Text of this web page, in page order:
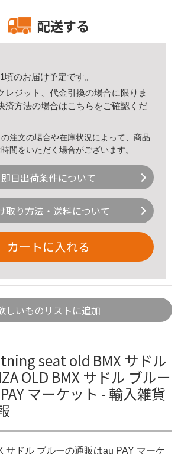
配送する
頃のお届け予定です。
レジット、代金引換の場合に限りま
済方法の場合はこちら をご確認くだ
注文の場合や在庫状況によって、商品
間をいただく場合がございます。
即日出荷条件について
取り方法・送料について
カートに入れる
しいものリストに追加
seat old BMX サドル
OLD BMX サドル ブルー
マーケット - 輸入雑貨
サドル ブルーの通販はau PAY マーケ